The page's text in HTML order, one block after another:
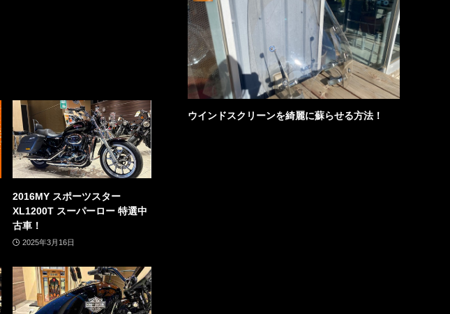
2016MY スポーツスター
XL1200T スーパーロー 特選中
古車！
2025年3月16日
ウインドスクリーンを綺麗に蘇らせる方法！